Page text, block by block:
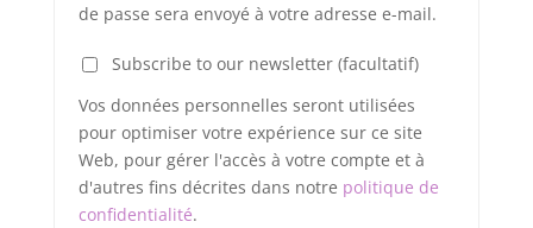
de passe sera envoyé à votre adresse e-mail.
Subscribe to our newsletter (facultatif)
Vos données personnelles seront utilisées
pour optimiser votre expérience sur ce site
Web, pour gérer l'accès à votre compte et à
d'autres fins décrites dans notre politique de
confidentialité.